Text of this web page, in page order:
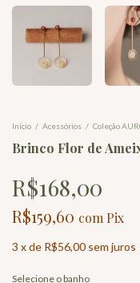
Início / Acessórios / Coleção
Brinco Flor de
R$168,00
R$159,60 com Pix
3 xde R$56,00 sem juros
Selecione o banho